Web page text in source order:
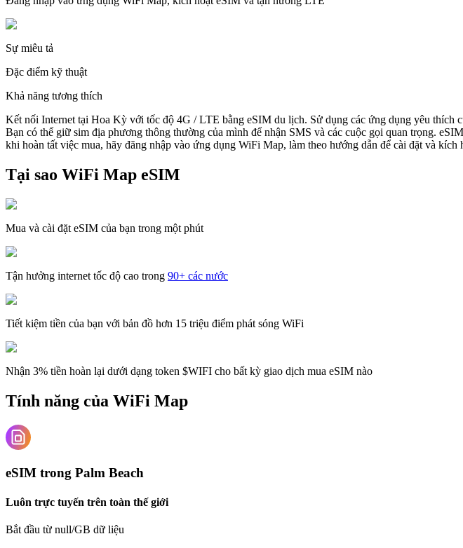
Sự miêu tả
Đặc điểm kỹ thuật
Khả năng tương thích
Kết nối Internet tại Hoa Kỳ với tốc độ 4G / LTE bằng eSIM du lịch. Sử dụng các ứng dụng yêu thích
Bạn có thể giữ sim địa phương thông thường của mình để nhận SMS và các cuộc gọi quan trọng.
khi hoàn tất việc mua, hãy đăng nhập vào ứng dụng WiFi Map, làm theo hướng dẫn để cài đặt và
Tại sao WiFi Map eSIM
Mua và cài đặt eSIM của bạn trong một phút
Tận hưởng internet tốc độ cao trong 90+ các nước
Tiết kiệm tiền của bạn với bản đồ hơn 15 triệu điểm phát sóng WiFi
Nhận 3% tiền hoàn lại dưới dạng token $WIFI cho bất kỳ giao dịch mua eSIM nào
Tính năng của WiFi Map
eSIM trong Palm Beach
Luôn trực tuyến trên toàn thế giới
Bắt đầu từ null/GB dữ liệu